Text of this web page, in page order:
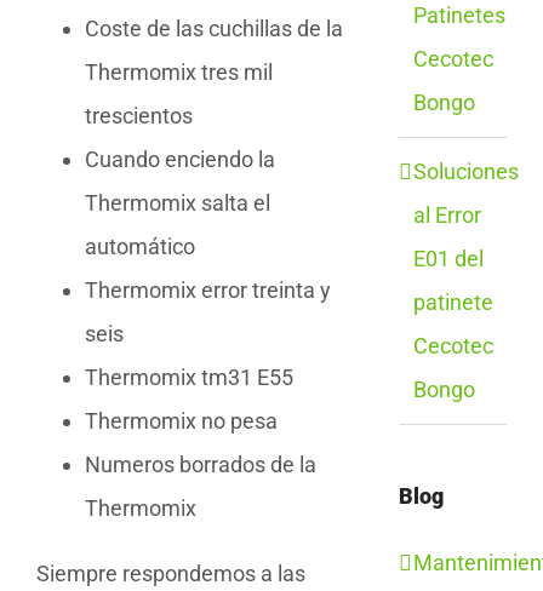
Coste de las cuchillas de la
Thermomix tres mil
trescientos
Cuando enciendo la
Thermomix salta el
automático
Thermomix error treinta y
seis
Thermomix tm31 E55
Thermomix no pesa
Numeros borrados de la
Thermomix
Siempre respondemos a las
Patinetes
Cecotec
Bongo
Soluciones
al Error
E01 del
patinete
Cecotec
Bongo
Blog